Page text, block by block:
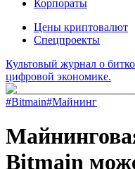
Корпораты
Цены криптовалют
Спецпроекты
Культовый журнал о
цифровой экономике.
#Bitmain#Майнинг
Bitmain